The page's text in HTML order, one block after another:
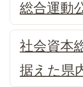
総合運動
社会資本
据えた県